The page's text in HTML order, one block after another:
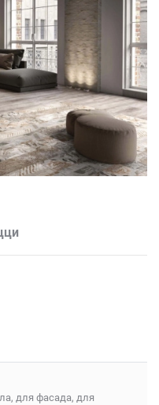
для фасада, для